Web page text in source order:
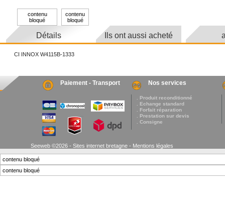
contenu
bloqué
contenu
bloqué
Détails Ils ont aussi acheté
CI INNOX W4115B-1333
Paiement - Transport Nos services
. Produit reconditionné
. Echange standard
. Forfait réparation
. Prestation sur devis
. Consigne
Seeweb ©2026 - Sites internet bretagne - Mentions légales
contenu bloqué
contenu bloqué